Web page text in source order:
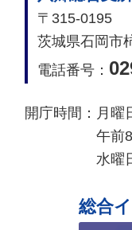
〒315-0195
茨城県石岡市
電話番号：
開庁時間： 月曜
午前
水曜
総合